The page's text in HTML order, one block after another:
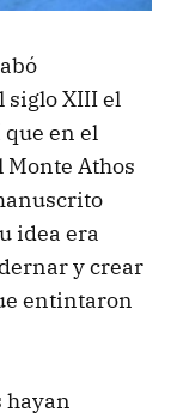
siglo XIII el
en el
Monte Athos
idea era
y crear
entintaron
hayan